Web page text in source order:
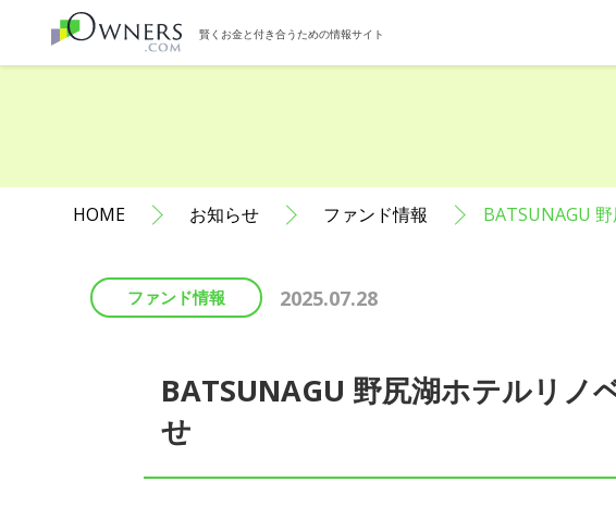
賢くお金と付き合うための情報サイト
HOME お知らせ ファンド情報 BATSUNAGU
ファンド情報 2025.07.28
BATSUNAGU 野尻湖ホテルリノ
せ